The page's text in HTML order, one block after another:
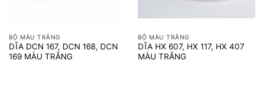
BỘ MÀU TRẮNG
DĨA DCN 167, DCN 168, DCN
169 MÀU TRẮNG
BỘ MÀU TRẮNG
DĨA HX 607, HX 117, HX 407
MÀU TRẮNG